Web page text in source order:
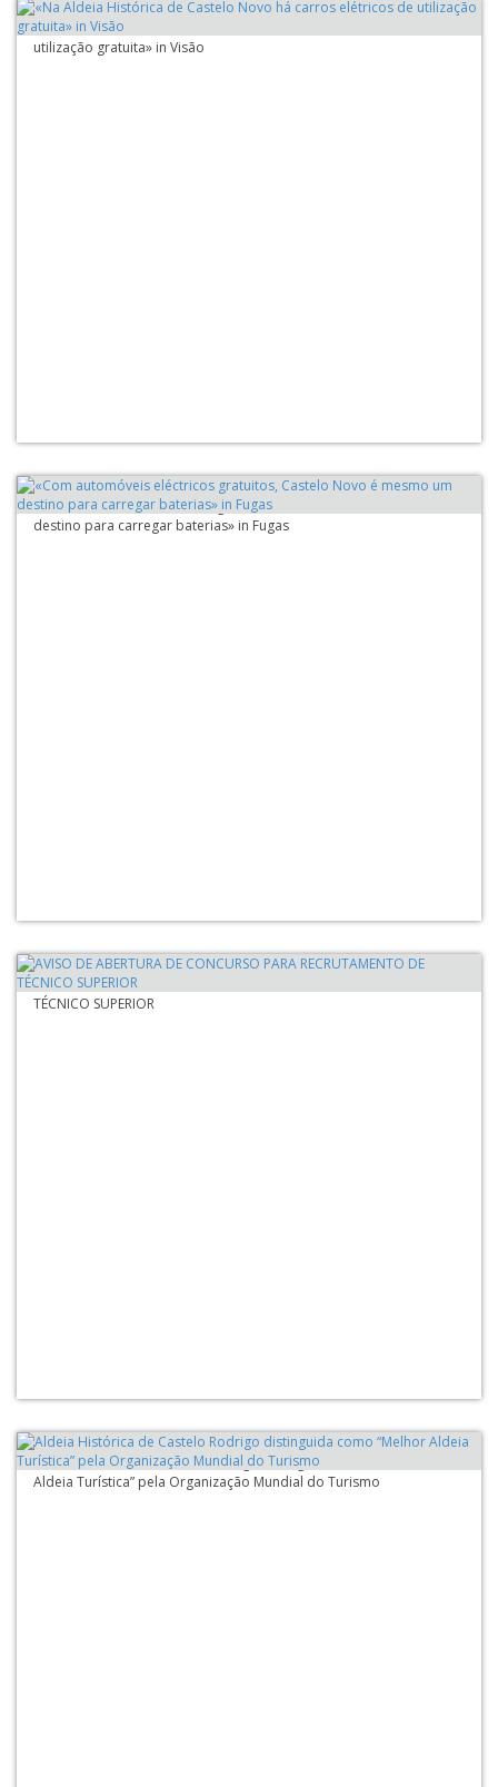
«Na Aldeia Histórica de Castelo Novo há carros elétricos de
utilização gratuita» in Visão
«Com automóveis eléctricos gratuitos, Castelo Novo é mesmo um
destino para carregar baterias» in Fugas
AVISO DE ABERTURA DE CONCURSO PARA RECRUTAMENTO DE
TÉCNICO SUPERIOR
Aldeia Histórica de Castelo Rodrigo distinguida como “Melhor
Aldeia Turística” pela Organização Mundial do Turismo